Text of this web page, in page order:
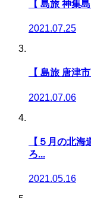
【 島旅 神集
2021.07.25
【 島旅 唐津
2021.07.06
【５月の北
ろ...
2021.05.16